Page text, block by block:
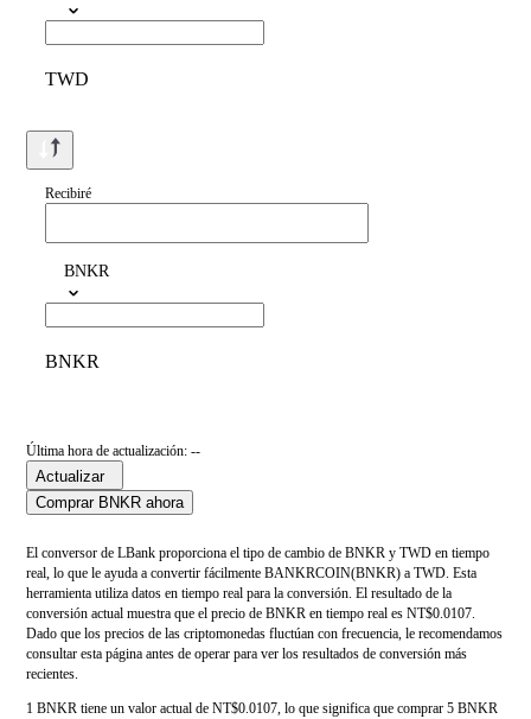
TWD
Recibiré
BNKR
BNKR
Última hora de actualización: --
Actualizar
Comprar BNKR ahora
El conversor de LBank proporciona el tipo de cambio de BNKR y TWD en tiempo
real, lo que le ayuda a convertir fácilmente BANKRCOIN(BNKR) a TWD. Esta
herramienta utiliza datos en tiempo real para la conversión. El resultado de la
conversión actual muestra que el precio de BNKR en tiempo real es NT$0.0107.
Dado que los precios de las criptomonedas fluctúan con frecuencia, le recomendamos
consultar esta página antes de operar para ver los resultados de conversión más
recientes.
1 BNKR tiene un valor actual de NT$0.0107, lo que significa que comprar 5 BNKR